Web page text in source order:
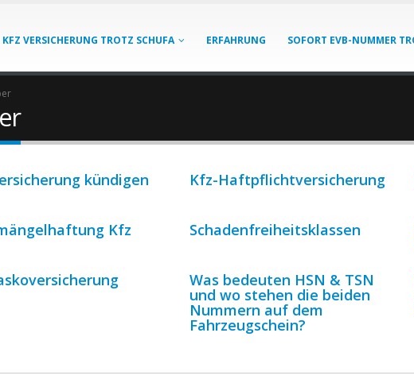
KFZ VERSICHERUNG TROTZ SCHUFA ERFAHRUNG SOFORT EVB-NUMMER
kündigen Kfz-Haftpflichtversicherung
Kfz Schadenfreiheitsklassen
Was bedeuten HSN & TSN
und wo stehen die beiden
Nummern auf dem
Fahrzeugschein?